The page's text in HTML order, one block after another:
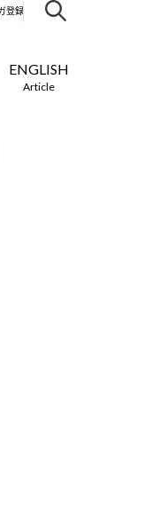
ENGLISH
Article